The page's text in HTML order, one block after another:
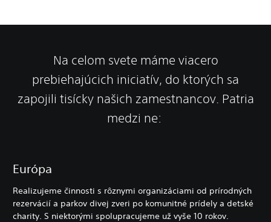
Na celom svete máme viacero
prebiehajúcich iniciatív, do ktorých sa
zapojili tisícky našich zamestnancov. Patria
medzi ne:
Európa
Realizujeme činnosti s rôznymi organizáciami od prírodných
rezervácií a parkov divej zveri po komunitné prídely a detské
charity. S niektorými spolupracujeme už vyše 10 rokov.